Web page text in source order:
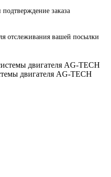
подтверждение заказа
отслеживания вашей посылки
двигателя AG-TECH